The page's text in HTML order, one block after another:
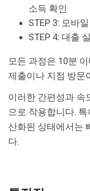
소득 확인
STEP 3: 모바
STEP 4: 대출
모든 과정은 10분
제출이나 지점 방문
이러한 간편성과 속
으로 작용합니다.
산화된 상태에서는
다.